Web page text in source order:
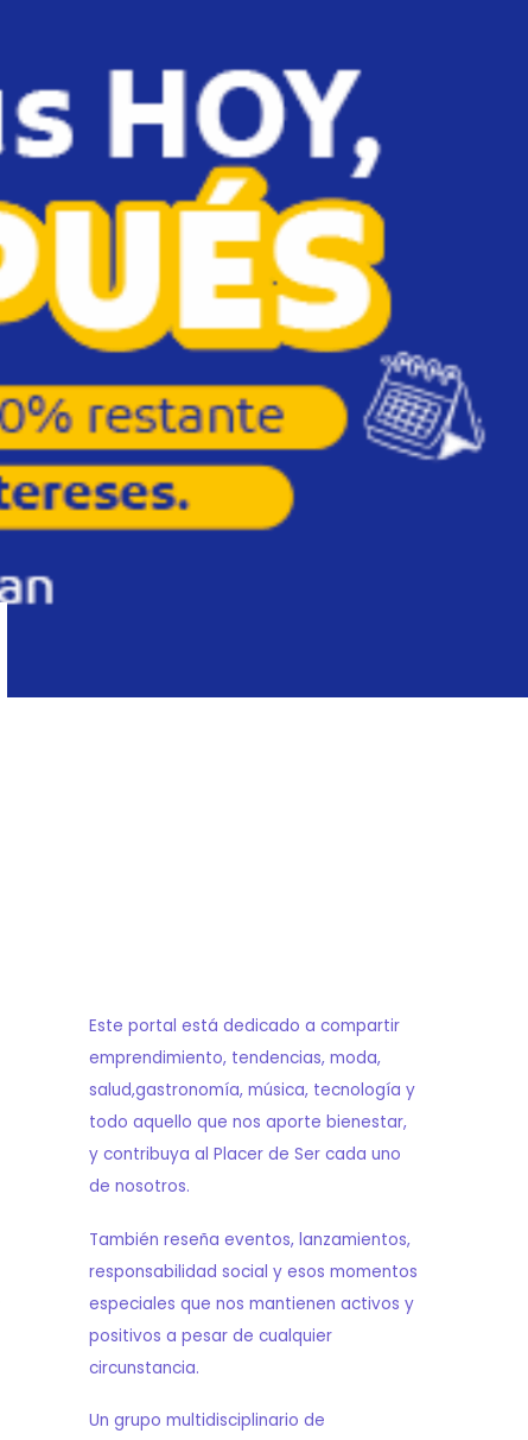
Este portal está dedicado a compartir
emprendimiento, tendencias, moda,
salud,gastronomía, música, tecnología y
todo aquello que nos aporte bienestar,
y contribuya al Placer de Ser cada uno
de nosotros.
También reseña eventos, lanzamientos,
responsabilidad social y esos momentos
especiales que nos mantienen activos y
positivos a pesar de cualquier
circunstancia.
Un grupo multidisciplinario de